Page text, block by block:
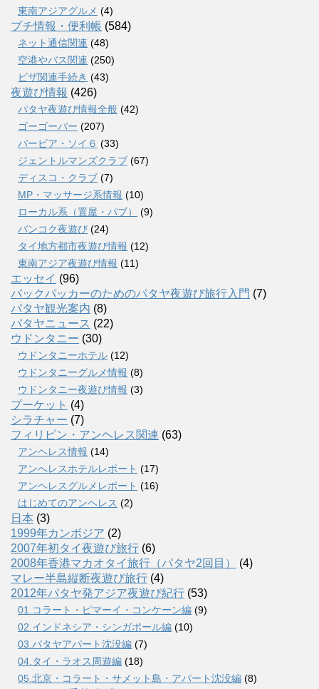
東南アジアグルメ (4)
プチ情報・便利帳 (584)
ネット通信関連 (48)
空港やバス関連 (250)
ビザ関連手続き (43)
夜遊び情報 (426)
パタヤ夜遊び情報全般 (42)
ゴーゴーバー (207)
バービア・ソイ６ (33)
ジェントルマンズクラブ (67)
ディスコ・クラブ (7)
MP・マッサージ系情報 (10)
ローカル系（置屋・パブ）
(9)
バンコク夜遊び (24)
タイ地方都市夜遊び情報 (12)
東南アジア夜遊び情報 (11)
エッセイ (96)
バックパッカーのためのパタヤ夜遊び旅行入門 (7)
パタヤ観光案内 (8)
パタヤニュース (22)
ウドンタニー (30)
ウドンタニーホテル (12)
ウドンタニーグルメ情報 (8)
ウドンタニー夜遊び情報 (3)
プーケット (4)
シラチャー (7)
フィリピン・アンヘレス関連 (63)
アンヘレス情報 (14)
アンへレスホテルレポート (17)
アンヘレスグルメレポート (16)
はじめてのアンヘレス (2)
日本 (3)
1999年カンボジア (2)
2007年初タイ夜遊び旅行 (6)
2008年香港マカオタイ旅行（パタヤ2回目）
(4)
マレー半島縦断夜遊び旅行 (4)
2012年パタヤ発アジア夜遊び紀行 (53)
01.コラート・ピマーイ・コンケーン編 (9)
02.インドネシア・シンガポール編 (10)
03.パタヤアパート沈没編 (7)
04.タイ・ラオス周遊編 (18)
05.北京・コラート・サメット島・アパート沈没編 (8)